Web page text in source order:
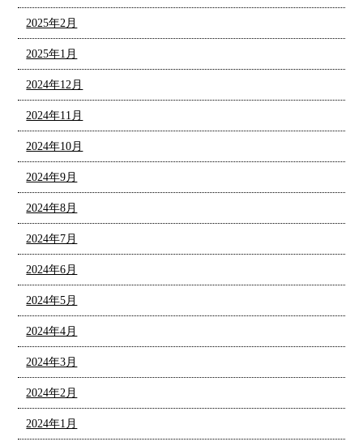
2025年2月
2025年1月
2024年12月
2024年11月
2024年10月
2024年9月
2024年8月
2024年7月
2024年6月
2024年5月
2024年4月
2024年3月
2024年2月
2024年1月